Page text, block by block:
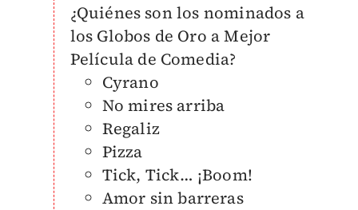
¿Quiénes son los nominados a
los Globos de Oro a Mejor
Película de Comedia?
Cyrano
No mires arriba
Regaliz
Pizza
Tick, Tick… ​​¡Boom!
Amor sin barreras